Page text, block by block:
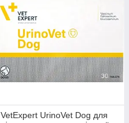
VetExpert UrinoVet Dog для